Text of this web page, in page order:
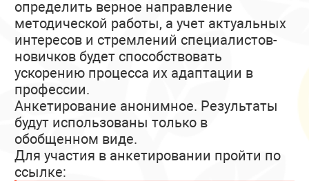
определить верное направление
методической работы, а учет актуальных
интересов и стремлений специалистов-
новичков будет способствовать
ускорению процесса их адаптации в
профессии.
Анкетирование анонимное. Результаты
будут использованы только в
обобщенном виде.
Для участия в анкетировании пройти по
ссылке: